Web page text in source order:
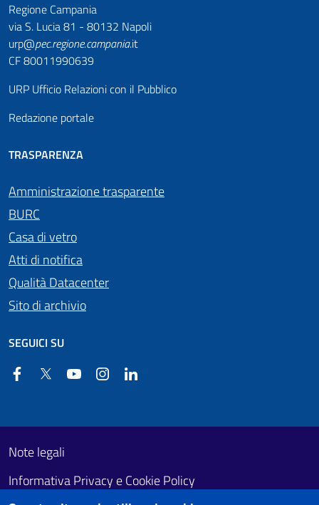
Regione Campania
via S. Lucia 81 - 80132 Napoli
urp@pec.regione.campania.it
CF 80011990639
URP Ufficio Relazioni con il Pubblico
Redazione portale
TRASPARENZA
Amministrazione trasparente
BURC
Casa di vetro
Atti di notifica
Qualità Datacenter
Sito di archivio
SEGUICI SU
FacebookTwitter YouTube Instagram
Footer First
Useful links section
Note legali
Informativa Privacy e Cookie Policy